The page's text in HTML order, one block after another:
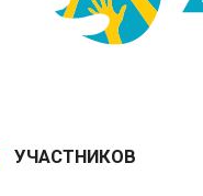
УЧАСТНИКОВ